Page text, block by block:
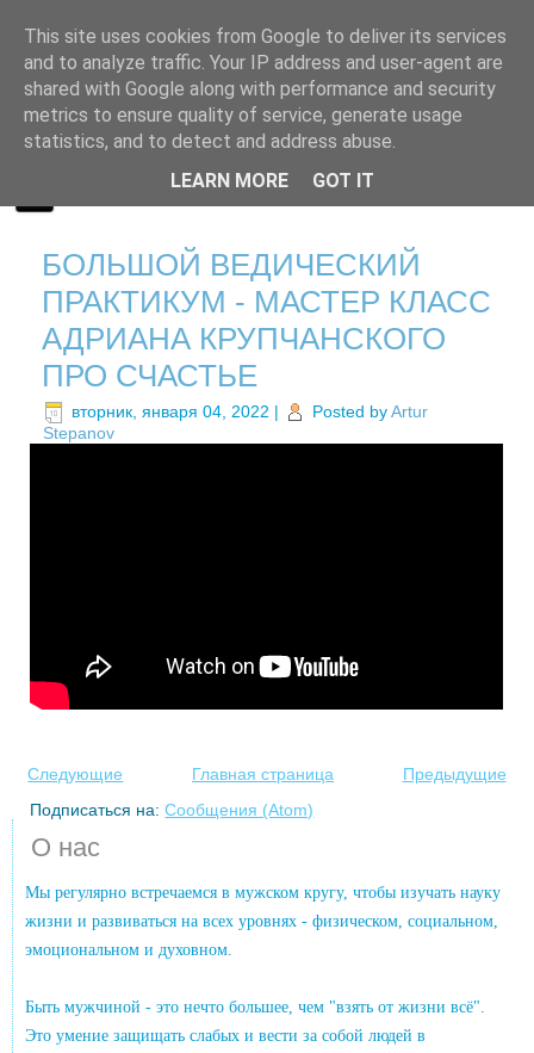
БОЛЬШОЙ ВЕДИЧЕСКИЙ
ПРАКТИКУМ - МАСТЕР КЛАСС
АДРИАНА КРУПЧАНСКОГО
ПРО СЧАСТЬЕ
вторник, января 04, 2022 | Posted byArtur
Stepanov
Следующие Предыдущие
Главная страница
Подписаться на:Сообщения (Atom)
О нас
Мы регулярно встречаемся в мужском кругу, чтобы изучать науку
жизни и развиваться на всех уровнях - физическом, социальном,
эмоциональном и духовном.
Быть мужчиной - это нечто большее, чем "взять от жизни всё".
Это умение защищать слабых и вести за собой людей в
This site uses cookies from Google to deliver its services
and to analyze traffic. Your IP address and user-agent are
shared with Google along with performance and security
metrics to ensure quality of service, generate usage
statistics, and to detect and address abuse.
LEARN MORE
GOT IT